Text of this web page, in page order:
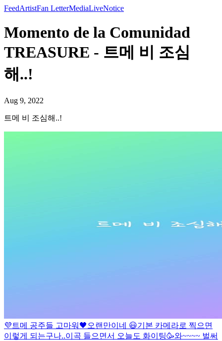
FeedArtistFan LetterMediaLiveNotice
Momento de la Comunidad
TREASURE - 트메 비 조심
해..!
Aug 9, 2022
트메 비 조심해..!
💜 트메 공주들 고마워🖤 오랜만이네 😃기본 카메라로 찍으면
이렇게 되는구나..이곡 들으면서 오늘도 화이팅🥳와~~~~ 벌써